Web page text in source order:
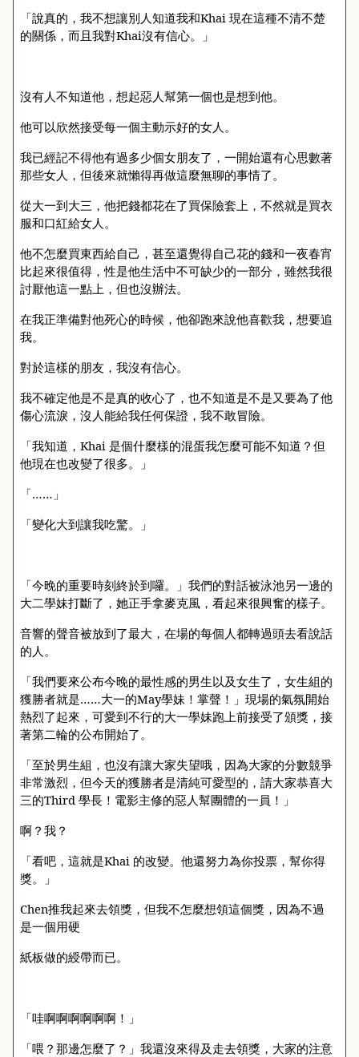
「說真的，我不想讓別人知道我和Khai 現在這種不清不楚
的關係，而且我對Khai沒有信心。」
沒有人不知道他，想起惡人幫第一個也是想到他。
他可以欣然接受每一個主動示好的女人。
我已經記不得他有過多少個女朋友了，一開始還有心思數著
那些女人，但後來就懶得再做這麼無聊的事情了。
從大一到大三，他把錢都花在了買保險套上，不然就是買衣
服和口紅給女人。
他不怎麼買東西給自己，甚至還覺得自己花的錢和一夜春宵
比起來很值得，性是他生活中不可缺少的一部分，雖然我很
討厭他這一點上，但也沒辦法。
在我正準備對他死心的時候，他卻跑來說他喜歡我，想要追
我。
對於這樣的朋友，我沒有信心。
我不確定他是不是真的收心了，也不知道是不是又要為了他
傷心流淚，沒人能給我任何保證，我不敢冒險。
「我知道， Khai 是個什麼樣的混蛋我怎麼可能不知道？但
他現在也改變了很多。」
「……」
「變化大到讓我吃驚。」
「今晚的重要時刻終於到囉。」我們的對話被泳池另一邊的
大二學妹打斷了，她正手拿麥克風，看起來很興奮的樣子。
音響的聲音被放到了最大，在場的每個人都轉過頭去看說話
的人。
「我們要來公布今晚的最性感的男生以及女生了，女生組的
獲勝者就是……大一的May學妹！掌聲！」現場的氣氛開始
熱烈了起來，可愛到不行的大一學妹跑上前接受了頒獎，接
著第二輪的公布開始了。
「至於男生組，也沒有讓大家失望哦，因為大家的分數競爭
非常激烈，但今天的獲勝者是清純可愛型的，請大家恭喜大
三的Third 學長！電影主修的惡人幫團體的一員！」
啊？我？
「看吧，這就是Khai 的改變。他還努力為你投票，幫你得
獎。」
Chen推我起來去領獎，但我不怎麼想領這個獎，因為不過
是一個用硬
紙板做的綬帶而已。
「哇啊啊啊啊啊啊！」
「喂？那邊怎麼了？」我還沒來得及走去領獎，大家的注意